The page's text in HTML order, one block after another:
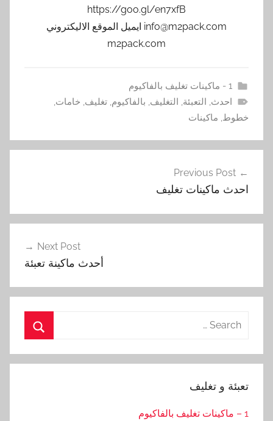
https://goo.gl/en7xfB
info@m2pack.com ايميل الموقع الاليكتروني
m2pack.com
1 - ماكينات تغليف بالفاكيوم
احدث, التعبئة, التغليف, بالفاكيوم,تغليف, خامات,
خطوط, ماكينات
المقالات
Previous Post
احدث ماكينات تغليف
Next Post
أحدث ماكينة تعبئة
Search
تعبئة و تغليف
1 – ماكينات تغليف بالفاكيوم